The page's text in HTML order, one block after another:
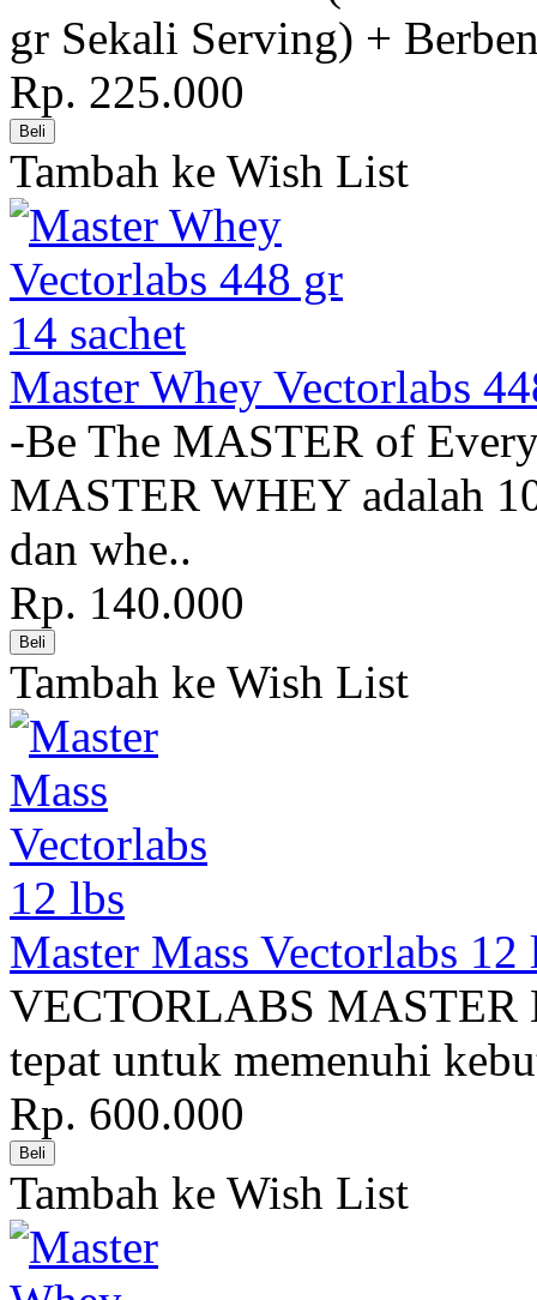
gr Sekali Serving) +
Rp. 225.000
Tambah ke Wish List
Master Whey Vectorlabs
-Be The MASTER of
MASTER WHEY adalah
dan whe..
Rp. 140.000
Tambah ke Wish List
Master Mass Vectorlabs 12
VECTORLABS MASTER
tepat untuk memenuhi
Rp. 600.000
Tambah ke Wish List